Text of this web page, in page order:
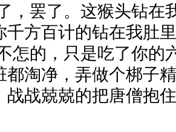
，罢了。这猴头钻在
千方百计的钻在我肚
怎的，只是吃了你的
都淘净，弄做个梆子
战战兢兢的把唐僧抱